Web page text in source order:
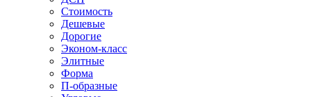
Стоимость
Дешевые
Дорогие
Эконом-класс
Элитные
Форма
П-образные